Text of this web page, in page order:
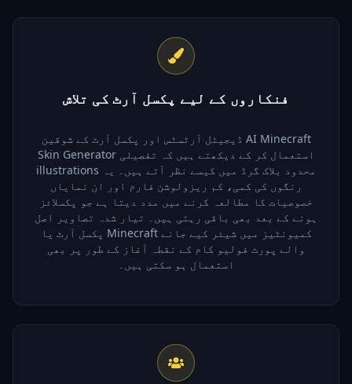
فنکاروں کے لیے پکسل آرٹ کی تلاش
ڈیجیٹل آرٹسٹس اور پکسل آرٹ کے شوقین AI Minecraft
Skin Generator استعمال کر کے دیکھتے ہیں کہ تفصیلی
illustrations محدود بلاک گرڈ میں کیسے نظر آتے ہیں۔ یہ
رنگوں کی کمی، کم ریزولوشن فارم اور ان نمایاں
خصوصیات کا مطالعہ کرنے میں مدد دیتا ہے جو پکسلائز
ہونے کے بعد بھی باقی رہتی ہیں۔ تیار شدہ تصاویر اصل
پکسل آرٹ یا Minecraft کمیونٹیز میں شیئر کیے جانے
والے پورٹ فولیو کام کے نقطہ آغاز کے طور پر بھی
استعمال ہو سکتی ہیں۔